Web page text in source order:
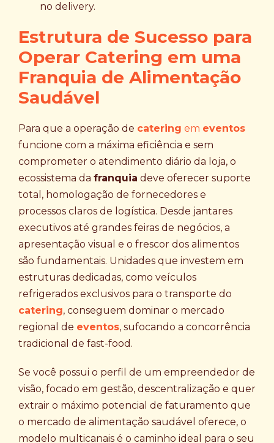
no delivery.
Estrutura de Sucesso para
Operar Catering em uma
Franquia de Alimentação
Saudável
Para que a operação de catering em eventos
funcione com a máxima eficiência e sem
comprometer o atendimento diário da loja, o
ecossistema da franquia deve oferecer suporte
total, homologação de fornecedores e
processos claros de logística. Desde jantares
executivos até grandes feiras de negócios, a
apresentação visual e o frescor dos alimentos
são fundamentais. Unidades que investem em
estruturas dedicadas, como veículos
refrigerados exclusivos para o transporte do
catering, conseguem dominar o mercado
regional de eventos, sufocando a concorrência
tradicional de fast-food.
Se você possui o perfil de um empreendedor de
visão, focado em gestão, descentralização e quer
extrair o máximo potencial de faturamento que
o mercado de alimentação saudável oferece, o
modelo multicanais é o caminho ideal para o seu